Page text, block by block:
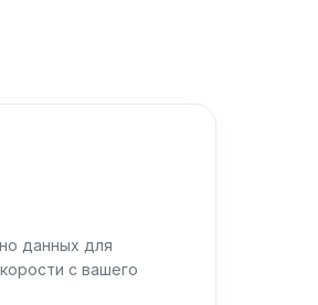
данных для
с вашего